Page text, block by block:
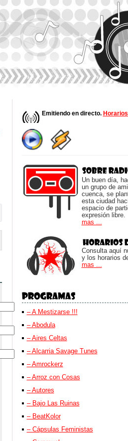
Emitiendo en directo.
Un buen día,
un grupo de
cuenca, se
esta ciudad
espacio de
expresión libre.
mas ...
Consulta aquí
y los horarios
mas ...
– A Mestizarse !!!
– Abodula
– Aires Celtas
– Alcarria Savage Tunes
– Amrockerz
– Arroz con Cosas
– Autores
– Bajo Las Ruinas
– BeatKolor
– Cápsulas Feministas